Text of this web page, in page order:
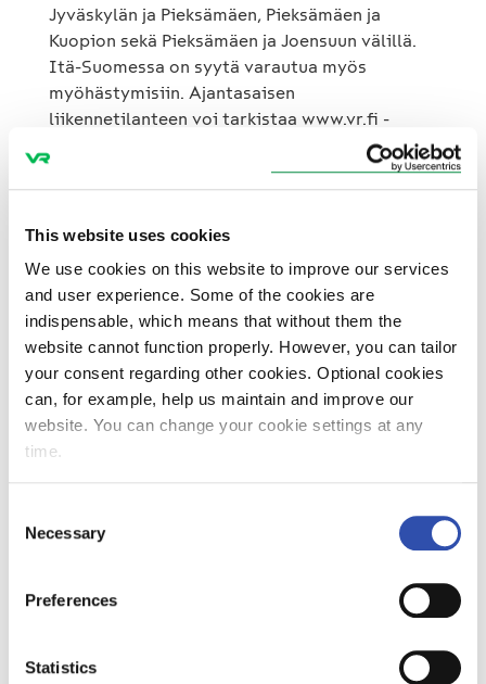
This website uses cookies
We use cookies on this website to improve our services
and user experience. Some of the cookies are
indispensable, which means that without them the
website cannot function properly. However, you can tailor
your consent regarding other cookies. Optional cookies
can, for example, help us maintain and improve our
website. You can change your cookie settings at any
time.
Selection
Necessary
Preferences
Statistics
Jyväskylän ja Pieksämäen, Pieksämäen ja
Kuopion sekä Pieksämäen ja Joensuun välillä.
Itä-Suomessa on syytä varautua myös
myöhästymisiin. Ajantasaisen
liikennetilanteen voi tarkistaa www.vr.fi -